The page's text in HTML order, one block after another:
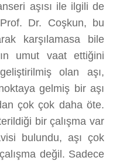
aşısı ile ilgili de
Dr. Coşkun, bu
karşılamasa bile
umut vaat ettiğini
olan aşı,
gelmiş bir aşı
çok çok daha öte.
bir çalışma var
bulundu, aşı çok
değil. Sadece